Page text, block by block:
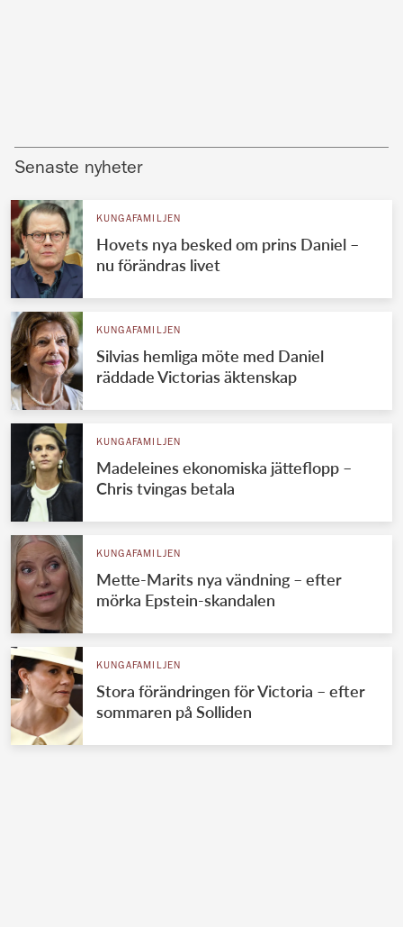
Senaste nyheter
KUNGAFAMILJEN
Hovets nya besked om prins Daniel –
nu förändras livet
KUNGAFAMILJEN
Silvias hemliga möte med Daniel
räddade Victorias äktenskap
KUNGAFAMILJEN
Madeleines ekonomiska jätteflopp –
Chris tvingas betala
KUNGAFAMILJEN
Mette-Marits nya vändning – efter
mörka Epstein-skandalen
KUNGAFAMILJEN
Stora förändringen för Victoria – efter
sommaren på Solliden